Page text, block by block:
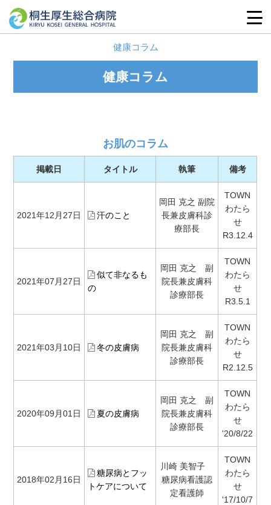
健康コラム
健康コラム
お肌のコラム
掲載日 タイトル 執筆 備考
2021年12月27日 汗のこと
岡田 克之 副院
長兼皮膚科診
療部長
TOWN
わたら
せ
R3.12.4
2021年07月27日
似て非なるも
の
岡田 克之 副
院長兼皮膚科
診療部長
TOWN
わたら
せ
R3.5.1
2021年03月10日 冬の皮膚病
岡田 克之 副
院長兼皮膚科
診療部長
TOWN
わたら
せ
R2.12.5
2020年09月01日 夏の皮膚病
岡田 克之 副
院長兼皮膚科
診療部長
TOWN
わたら
せ
'20/8/22
2018年02月16日
糖尿病とフッ
トケアについて
川崎 美智子
糖尿病看護認
定看護師
TOWN
わたら
せ
'17/10/7